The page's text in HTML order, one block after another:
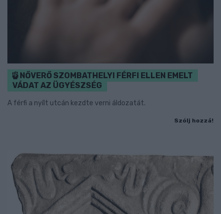
NŐVERŐ SZOMBATHELYI FÉRFI ELLEN EMELT
VÁDAT AZ ÜGYÉSZSÉG
A férfi a nyílt utcán kezdte verni áldozatát.
Szólj hozzá!